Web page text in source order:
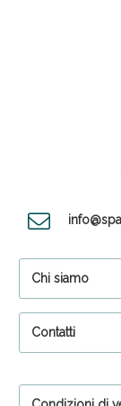
Chi siamo
Contatti